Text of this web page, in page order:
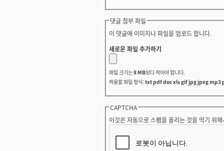
댓글 첨부 파일
이 댓글에 이미지나 파일을 업로드 합니다.
새로운 파일 추가하기
파일 크기는8 MB보다 작아야 합니다.
허용할 파일 형식: txt pdf doc xls gif jpg jpeg mp3
CAPTCHA
이것은 자동으로 스팸을 올리는 것을 막기 위